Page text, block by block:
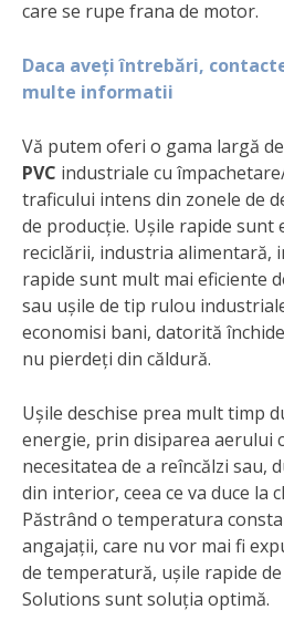
care se rupe frana de motor.
Daca aveți întrebări,
multe informatii
Vă putem oferi o gama largă de
PVC industriale cu
traficului intens din zonele de
de producție. Ușile rapide sunt
reciclării, industria alimentară,
rapide sunt mult mai eficiente
sau ușile de tip rulou
economisi bani, datorită
nu pierdeți din căldură.
Ușile deschise prea mult timp
energie, prin disiparea aerului
necesitatea de a reîncălzi sau,
din interior, ceea ce va duce la
Păstrând o temperatura
angajații, care nu vor mai fi
de temperatură, ușile rapide
Solutions sunt soluția optimă.